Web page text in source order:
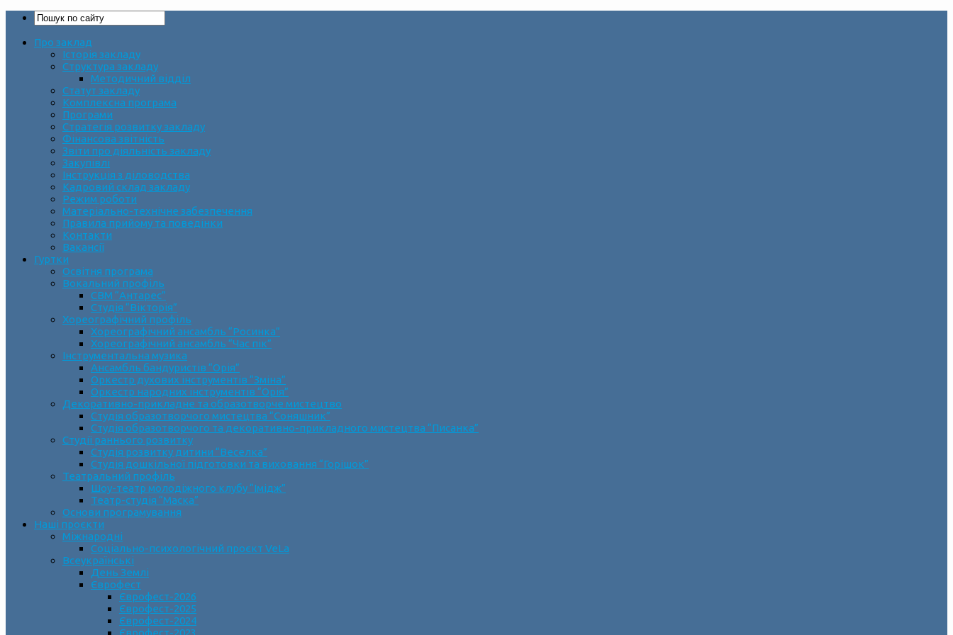
Про заклад
Історія закладу
Структура закладу
Методичний відділ
Статут закладу
Комплексна програма
Програми
Стратегія розвитку закладу
Фінансова звітність
Звіти про діяльність закладу
Закупівлі
Інструкція з діловодства
Кадровий склад закладу
Режим роботи
Матеріально-технічне забезпечення
Правила прийому та поведінки
Контакти
Вакансії
Гуртки
Освітня програма
Вокальний профіль
СВМ “Антарес”
Студія “Вікторія”
Хореографічний профіль
Хореографічний ансамбль “Росинка”
Хореографічний ансамбль “Час пік”
Інструментальна музика
Ансамбль бандуристів “Орія”
Оркестр духових інструментів “Зміна”
Оркестр народних інструментів “Орія”
Декоративно-прикладне та образотворче мистецтво
Cтудія образотворчого мистецтва “Соняшник”
Студія образотворчого та декоративно-прикладного мистецтва “Писанка”
Студії раннього розвитку
Студія розвитку дитини “Веселка”
Студія дошкільної підготовки та виховання “Горішок”
Театральний профіль
Шоу-театр молодіжного клубу “Імідж”
Театр-студія “Маска”
Основи програмування
Наші проєкти
Міжнародні
Соціально-психологічний проєкт VeLa
Всеукраїнські
День Землі
Єврофест
Єврофест-2026
Єврофест-2025
Єврофест-2024
Єврофест-2023